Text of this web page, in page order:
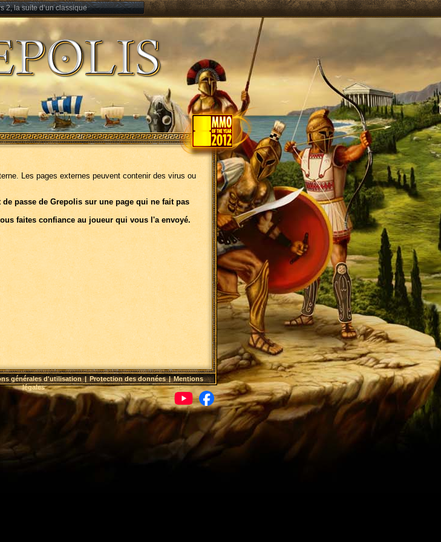
2, la suite d’un classique
– Stratégie à travers les âges
Les pages externes peuvent contenir des virus ou
passe de Grepolis sur une page qui ne fait pas
faites confiance au joueur qui vous l'a envoyé.
générales d'utilisation|Protection des données|Mentions
légales